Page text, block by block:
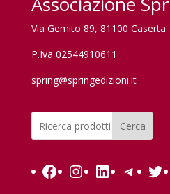
Via Gemito 89, 81100 Caserta
P.Iva 02544910611
spring@springedizioni.it
Cerca
Facebook
Instagram
LinkedIn